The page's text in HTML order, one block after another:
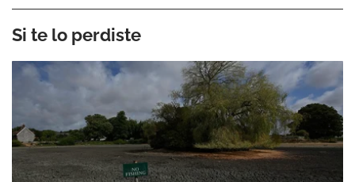
Si te lo perdiste